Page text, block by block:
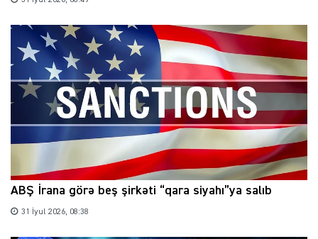
ABŞ İrana görə beş şirkəti “qara siyahı”ya salıb
31 İyul 2026, 08:38